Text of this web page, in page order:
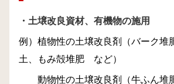
・土壌改良資材、有機物の施用
例）植物性の土壌改良剤（バーク堆
土、もみ殻堆肥 など）
動物性の土壌改良剤（牛ふん堆